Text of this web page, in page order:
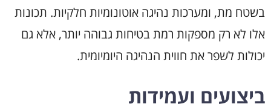
בשטח מת, ומערכות נהיגה אוטונומיות חלקיות. תכונות
אלו לא רק מספקות רמת בטיחות גבוהה יותר, אלא גם
יכולות לשפר את חווית הנהיגה היומיומית.
ביצועים ועמידות